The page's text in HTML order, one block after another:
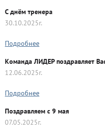
С днём тренера
30.10.2025г.
Подробнее
Команда ЛИДЕР поздравляет
12.06.2025г.
Подробнее
Поздравляем с 9 мая
07.05.2025г.